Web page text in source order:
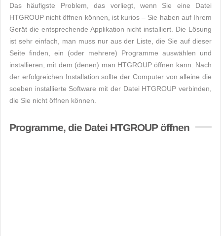
Das häufigste Problem, das vorliegt, wenn Sie eine Datei
HTGROUP nicht öffnen können, ist kurios – Sie haben auf Ihrem
Gerät die entsprechende Applikation nicht installiert. Die Lösung
ist sehr einfach, man muss nur aus der Liste, die Sie auf dieser
Seite finden, ein (oder mehrere) Programme auswählen und
installieren, mit dem (denen) man HTGROUP öffnen kann. Nach
der erfolgreichen Installation sollte der Computer von alleine die
soeben installierte Software mit der Datei HTGROUP verbinden,
die Sie nicht öffnen können.
Programme, die Datei HTGROUP öffnen